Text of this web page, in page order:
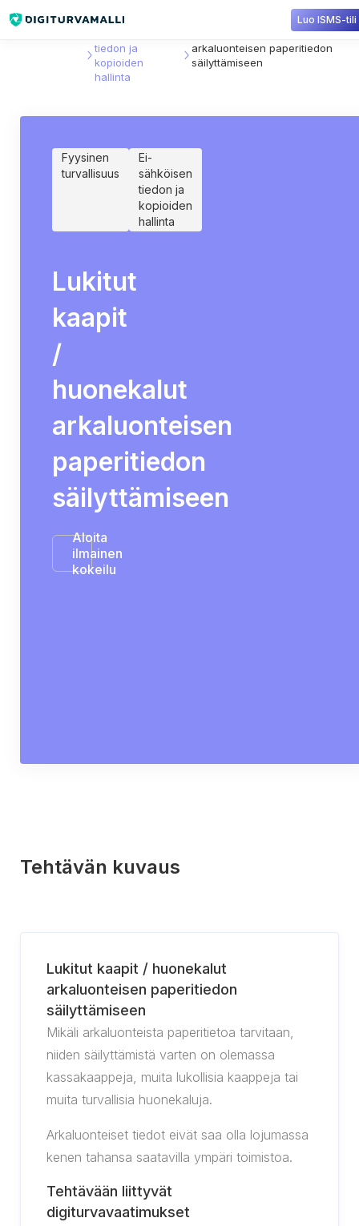
Luo ISMS-tili
tiedon ja
kopioiden
hallinta
Lukitut kaapit / huonekalut
arkaluonteisen paperitiedon
säilyttämiseen
Fyysinen
turvallisuus
Ei-
sähköisen
tiedon ja
kopioiden
hallinta
Lukitut
kaapit
/
huonekalut
arkaluonteisen
paperitiedon
säilyttämiseen
Aloita
ilmainen
kokeilu
Tehtävän kuvaus
Lukitut kaapit / huonekalut
arkaluonteisen paperitiedon
säilyttämiseen
Mikäli arkaluonteista paperitietoa tarvitaan,
niiden säilyttämistä varten on olemassa
kassakaappeja, muita lukollisia kaappeja tai
muita turvallisia huonekaluja.
Arkaluonteiset tiedot eivät saa olla lojumassa
kenen tahansa saatavilla ympäri toimistoa.
Tehtävään liittyvät
digiturvavaatimukset